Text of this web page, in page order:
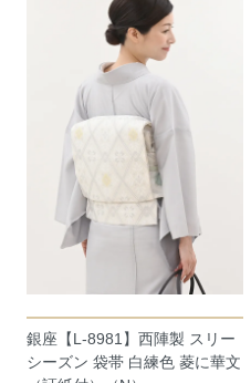
銀座【L-8981】西陣製 スリー
シーズン 袋帯 白練色 菱に華文